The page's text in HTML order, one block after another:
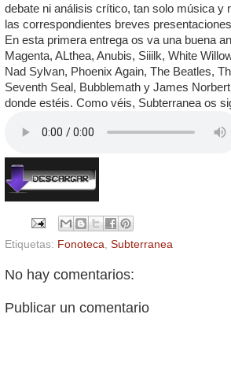
debate ni análisis crítico, tan solo música y
las correspondientes breves
En esta primera entrega os va una buena
Magenta, ALthea, Anubis, Siiilk, White
Nad Sylvan, Phoenix Again, The Beatles,
Seventh Seal, Bubblemath y James
donde estéis. Como véis, Subterranea os
Etiquetas: Fonoteca, Subterranea
No hay comentarios:
Publicar un comentario